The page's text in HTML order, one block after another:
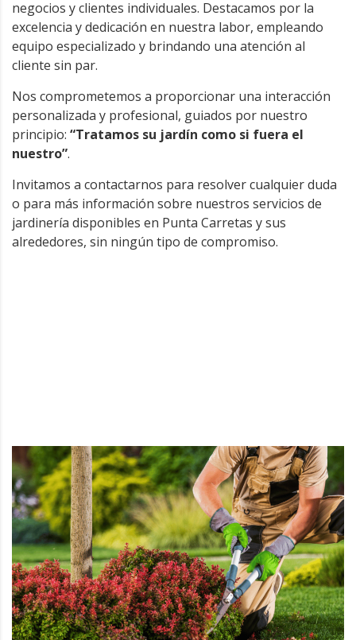
negocios y clientes individuales. Destacamos por la
excelencia y dedicación en nuestra labor, empleando
equipo especializado y brindando una atención al
cliente sin par.
Nos comprometemos a proporcionar una interacción
personalizada y profesional, guiados por nuestro
principio: “Tratamos su jardín como si fuera el
nuestro”.
Invitamos a contactarnos para resolver cualquier duda
o para más información sobre nuestros servicios de
jardinería disponibles en Punta Carretas y sus
alrededores, sin ningún tipo de compromiso.